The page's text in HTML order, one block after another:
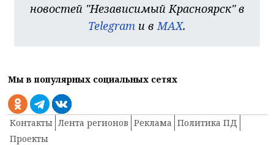
новостей "Независимый Красноярск" в
Telegram и в MAX.
Мы в популярных социальных сетях
Контакты Лента регионов Реклама Политика ПД
Проекты